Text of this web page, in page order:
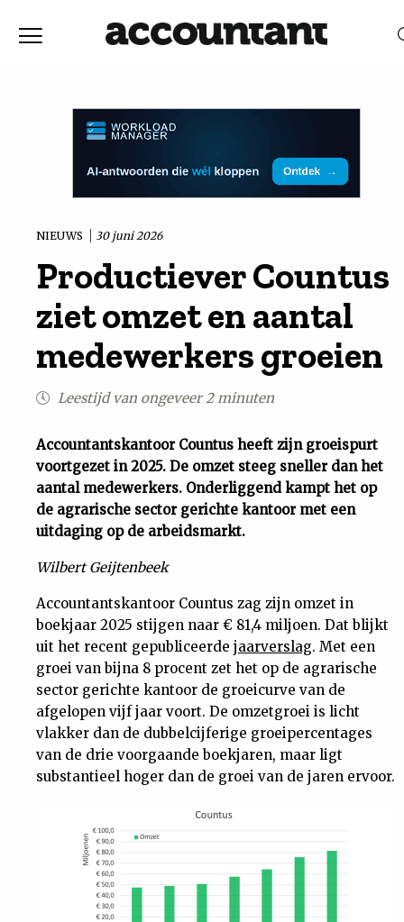
Vaktechniek
Achtergrond
Feiten
Tuchtrecht
Magazine
Podcast
Dossiers
Nieuwsbrief
NIEUWS 30 juni 2026
Productiever Countus
ziet omzet en aantal
medewerkers groeien
Leestijd van ongeveer 2 minuten
Accountantskantoor Countus heeft zijn groeispurt
voortgezet in 2025. De omzet steeg sneller dan het
aantal medewerkers. Onderliggend kampt het op
de agrarische sector gerichte kantoor met een
uitdaging op de arbeidsmarkt.
Wilbert Geijtenbeek
Accountantskantoor Countus zag zijn omzet in
boekjaar 2025 stijgen naar € 81,4 miljoen. Dat blijkt
uit het recent gepubliceerde jaarverslag. Met een
groei van bijna 8 procent zet het op de agrarische
sector gerichte kantoor de groeicurve van de
afgelopen vijf jaar voort. De omzetgroei is licht
vlakker dan de dubbelcijferige groeipercentages
van de drie voorgaande boekjaren, maar ligt
substantieel hoger dan de groei van de jaren ervoor.